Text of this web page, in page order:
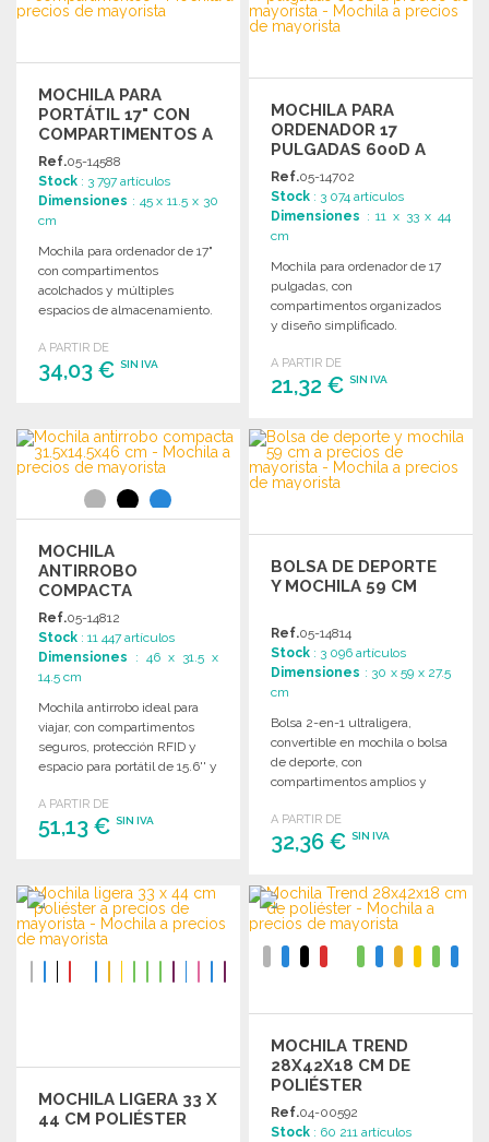
Solicitar un presupuesto Solicitar un presupuesto
MOCHILA PARA
PORTÁTIL 17" CON
COMPARTIMENTOS A
PRECIOS DE
MAYORISTA
Ref.05-14588
Stock : 3 797 artículos
Dimensiones : 45 x 11.5 x 30
cm
Mochila para ordenador de 17"
con compartimentos
acolchados y múltiples
espacios de almacenamiento.
diario.
A PARTIR DE
34,03 € SIN IVA
Solicitar un presupuesto
MOCHILA PARA
ORDENADOR 17
PULGADAS 600D A
PRECIOS DE
MAYORISTA
Ref.05-14702
Stock : 3 074 artículos
Dimensiones : 11 x 33 x 44
cm
Mochila para ordenador de 17
pulgadas, con
compartimentos organizados
y diseño simplificado.
A PARTIR DE
21,32 €SIN IVA
PEDIR
Solicitar un presupuesto
MOCHILA
ANTIRROBO
COMPACTA
31.5X14.5X46 CM
Ref.05-14812
Stock : 11 447 artículos
Dimensiones : 46 x 31.5 x
14.5 cm
Mochila antirrobo ideal para
viajar, con compartimentos
seguros, protección RFID y
espacio para portátil de 15.6'' y
A PARTIR DE
51,13 € SIN IVA
Solicitar un presupuesto
BOLSA DE DEPORTE
Y MOCHILA 59 CM
Ref.05-14814
Stock : 3 096 artículos
Dimensiones : 30 x 59 x 27.5
cm
Bolsa 2-en-1 ultraligera,
convertible en mochila o bolsa
de deporte, con
compartimentos amplios y
cualquier actividad.
A PARTIR DE
32,36 €SIN IVA
PEDIR
Solicitar un presupuesto
MOCHILA LIGERA 33 X
44 CM POLIÉSTER
MOCHILA TREND
28X42X18 CM DE
POLIÉSTER
Ref.04-00592
Stock : 60 211 artículos